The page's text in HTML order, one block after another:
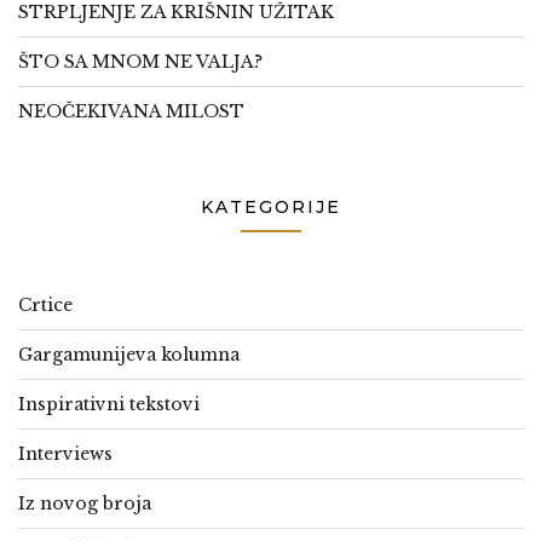
STRPLJENJE ZA KRIŠNIN UŽITAK
ŠTO SA MNOM NE VALJA?
NEOČEKIVANA MILOST
KATEGORIJE
Crtice
Gargamunijeva kolumna
Inspirativni tekstovi
Interviews
Iz novog broja